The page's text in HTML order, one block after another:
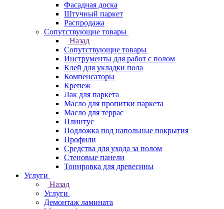
Фасадная доска
Штучный паркет
Распродажа
Сопутствующие товары
Назад
Сопутствующие товары
Инструменты для работ с полом
Клей для укладки пола
Компенсаторы
Крепеж
Лак для паркета
Масло для пропитки паркета
Масло для террас
Плинтус
Подложка под напольные покрытия
Профили
Средства для ухода за полом
Стеновые панели
Тонировка для древесины
Услуги
Назад
Услуги
Демонтаж ламината